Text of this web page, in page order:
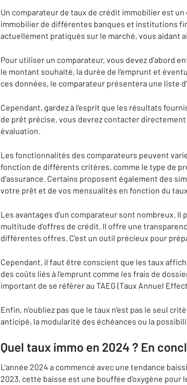
Un comparateur de taux de crédit immobilier est
immobilier de différentes banques et institutions
actuellement pratiqués sur le marché, vous aidant
Pour utiliser un comparateur, vous devez d'abord
le montant souhaité, la durée de l'emprunt et
ces données, le comparateur présentera une liste
Cependant, gardez à l'esprit que les résultats
de prêt précise, vous devrez contacter
évaluation.
Les fonctionnalités des comparateurs peuvent
fonction de différents critères, comme le type de
d'assurance. Certains proposent également des
votre prêt et de vos mensualités en fonction du
Les avantages d'un comparateur sont nombreux.
multitude d'offres de crédit. Il offre une
différentes offres. C'est un outil précieux pour
Cependant, il faut être conscient que les taux
des coûts liés à l'emprunt comme les frais de
important de se référer au TAEG (Taux Annuel
Enfin, n'oubliez pas que le taux n'est pas le seul
anticipé, la modularité des échéances ou la
Quel taux immo en 2024 ? En
L'année 2024 a commencé avec une tendance
2023, cette baisse est une bouffée d'oxygène